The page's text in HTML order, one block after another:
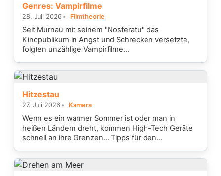
Genres: Vampirfilme
28. Juli 2026 Filmtheorie
Seit Murnau mit seinem "Nosferatu" das
Kinopublikum in Angst und Schrecken versetzte,
folgten unzählige Vampirfilme...
Hitzestau
27. Juli 2026 Kamera
Wenn es ein warmer Sommer ist oder man in
heißen Ländern dreht, kommen High-Tech Geräte
schnell an ihre Grenzen... Tipps für den...